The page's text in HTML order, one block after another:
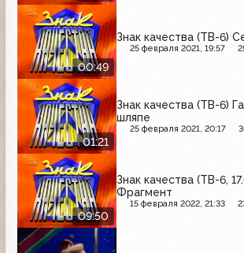
00:49
Знак качества (ТВ-6)
25 февраля 2021, 19:57
01:21
Знак качества (ТВ-6)
шляпе
25 февраля 2021, 20:17
09:50
Знак качества (ТВ-6,
Фрагмент
15 февраля 2022, 21:33